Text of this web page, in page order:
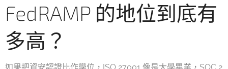
FedRAMP 的地位到底有
多高？